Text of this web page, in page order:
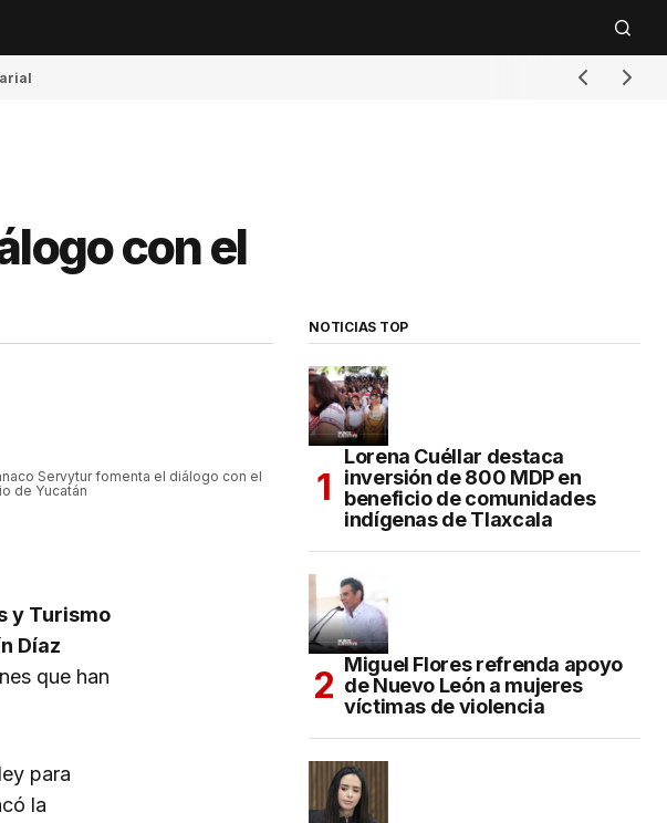
con el
Servytur fomenta el diálogo con el
de Yucatán
y Turismo
Díaz
que han
para
la
NOTICIAS TOP
Lorena Cuéllar destaca
inversión de 800 MDP en
beneficio de comunidades
indígenas de Tlaxcala
Miguel Flores refrenda apoyo
de Nuevo León a mujeres
víctimas de violencia